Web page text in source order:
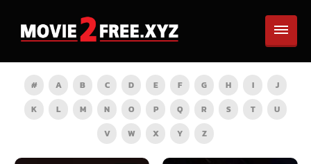
# A B C D E F G H I
J
K
L M N O P Q R S T
U
V
W X Y Z